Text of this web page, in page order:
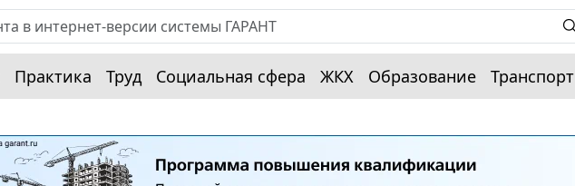
Практика Труд Социальная сфера ЖКХ Образование Транспорт